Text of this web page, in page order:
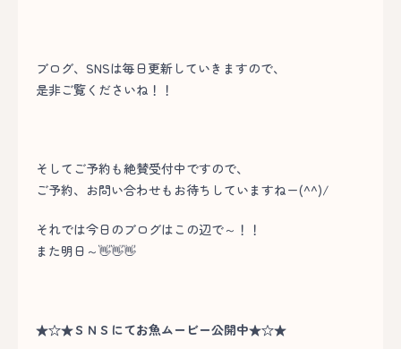
ブログ、SNSは毎日更新していきますので、
是非ご覧くださいね！！
そしてご予約も絶賛受付中ですので、
ご予約、お問い合わせもお待ちしていますねー(^^)/
それでは今日のブログはこの辺で～！！
また明日～👋👋👋
★☆★ＳＮＳにてお魚ムービー公開中★☆★